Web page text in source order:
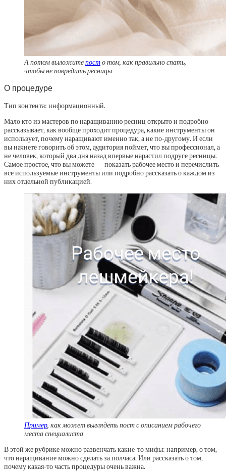
А потом выложитепосто том, как правильно спать,
чтобы не повредить ресницы
О процедуре
Тип контента: информационный.
Мало кто из мастеров по наращиванию ресниц открыто и подробно
рассказывает, как вообще проходит процедура, какие инструменты он
использует, почему наращивают именно так, а не по-другому. И если
вы начнете говорить об этом, аудитория поймет, что вы профессионал, а
не человек, который два дня назад впервые нарастил подруге ресницы.
Самое простое, что вы можете — показать рабочее место и перечислить
все используемые инструменты или подробно рассказать о каждом из
них отдельной публикацией.
Пример, как может выглядеть пост с описанием рабочего
места специалиста
В этой же рубрике можно развенчать какие-то мифы: например, о том,
что наращивание можно сделать за полчаса. Или рассказать о том,
почему какая-то часть процедуры очень важна.